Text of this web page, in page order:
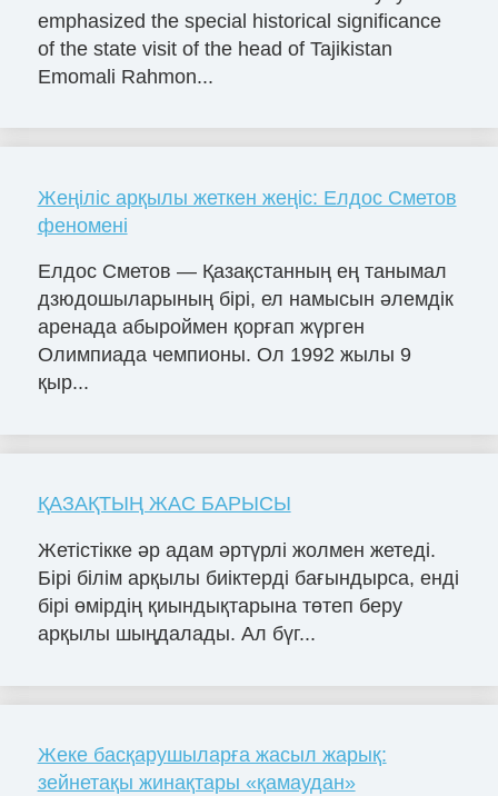
emphasized the special historical significance
of the state visit of the head of Tajikistan
Emomali Rahmon...
Жеңіліс арқылы жеткен жеңіс: Елдос Сметов
феномені
Елдос Сметов — Қазақстанның ең танымал
дзюдошыларының бірі, ел намысын әлемдік
аренада абыроймен қорғап жүрген
Олимпиада чемпионы. Ол 1992 жылы 9
қыр...
ҚАЗАҚТЫҢ ЖАС БАРЫСЫ
Жетістікке әр адам әртүрлі жолмен жетеді.
Бірі білім арқылы биіктерді бағындырса, енді
бірі өмірдің қиындықтарына төтеп беру
арқылы шыңдалады. Ал бүг...
Жеке басқарушыларға жасыл жарық:
зейнетақы жинақтары «қамаудан»